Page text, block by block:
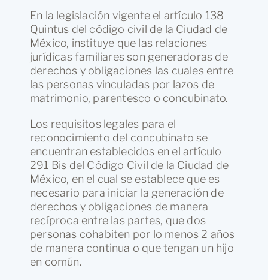
En la legislación vigente el artículo 138
Quintus del código civil de la Ciudad de
México, instituye que las relaciones
jurídicas familiares son generadoras de
derechos y obligaciones las cuales entre
las personas vinculadas por lazos de
matrimonio, parentesco o concubinato.
Los requisitos legales para el
reconocimiento del concubinato se
encuentran establecidos en el artículo
291 Bis del Código Civil de la Ciudad de
México, en el cual se establece que es
necesario para iniciar la generación de
derechos y obligaciones de manera
recíproca entre las partes, que dos
personas cohabiten por lo menos 2 años
de manera continua o que tengan un hijo
en común.